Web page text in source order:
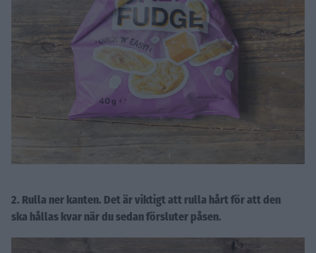
2. Rulla ner kanten. Det är viktigt att rulla hårt för att den
ska hållas kvar när du sedan försluter påsen.